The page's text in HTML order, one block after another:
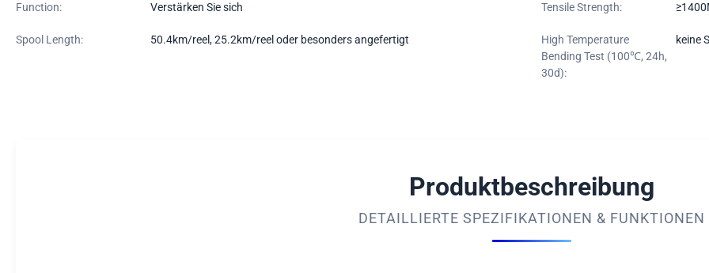
Function: Verstärken Sie sich Tensile Strength:
Spool Length: 50.4km/reel, 25.2km/reel oder besonders angefertigt
High Temperature
Bending Test (100℃, 24h,
30d):
keine
Produktbeschreibung
DETAILLIERTE SPEZIFIKATIONEN & FUNKTIONEN